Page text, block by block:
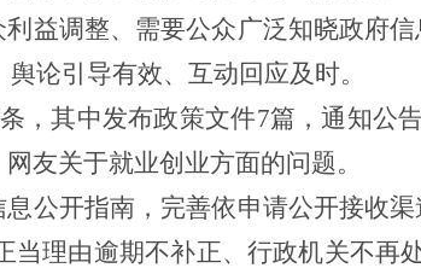
利益调整、需要公众广泛知晓政府
论引导有效、互动回应及时。
，其中发布政策文件7篇，通知公
友关于就业创业方面的问题。
息公开指南，完善依申请公开接收
当理由逾期不补正、行政机关不再